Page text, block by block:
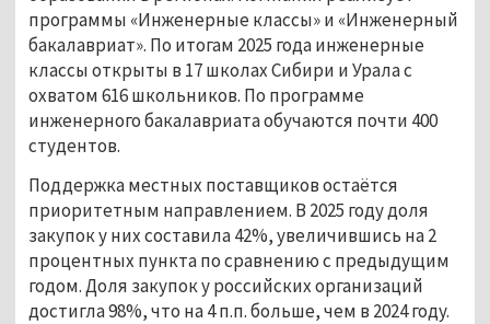
программы «Инженерные классы» и «Инженерный
бакалавриат». По итогам 2025 года инженерные
классы открыты в 17 школах Сибири и Урала с
охватом 616 школьников. По программе
инженерного бакалавриата обучаются почти 400
студентов.
Поддержка местных поставщиков остаётся
приоритетным направлением. В 2025 году доля
закупок у них составила 42%, увеличившись на 2
процентных пункта по сравнению с предыдущим
годом. Доля закупок у российских организаций
достигла 98%, что на 4 п.п. больше, чем в 2024 году.